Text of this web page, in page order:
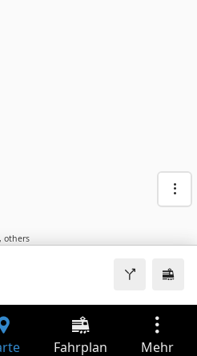
, others
Fahrplan Mehr